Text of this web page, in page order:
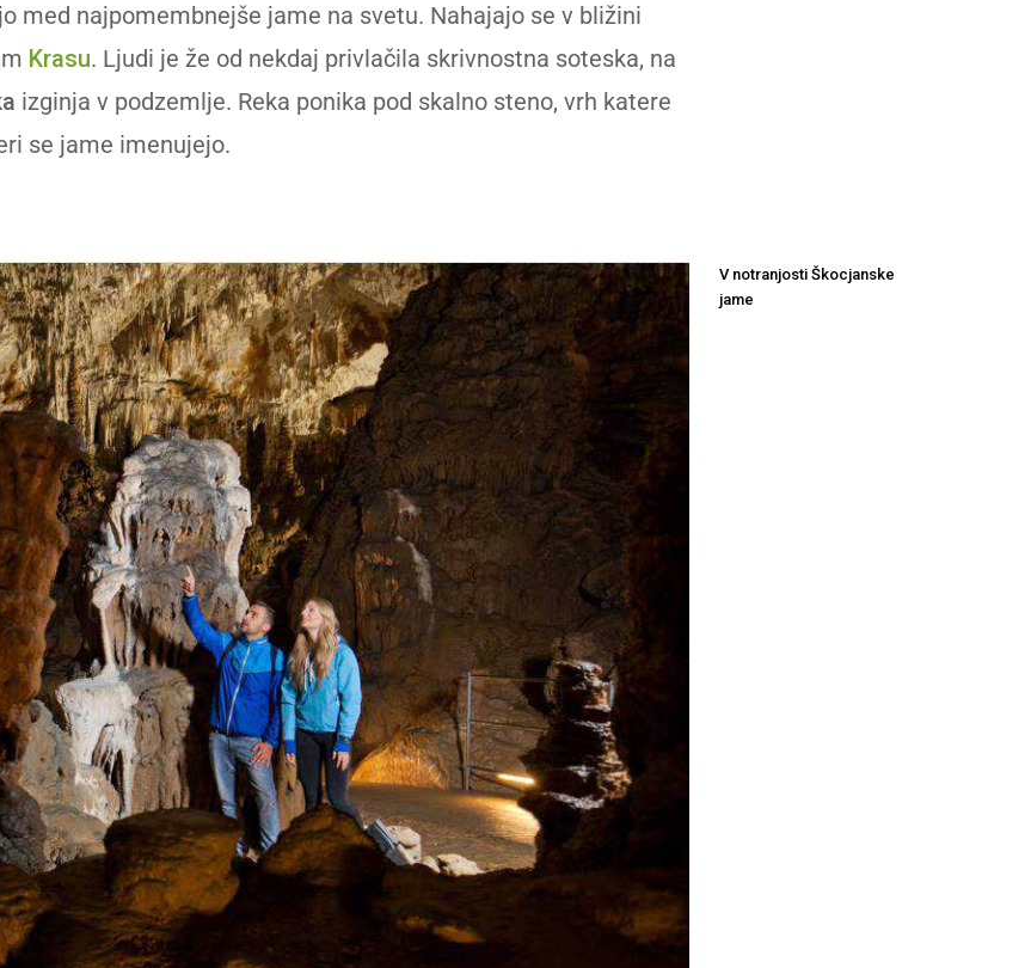
med najpomembnejše jame na svetu. Nahajajo se v bližini
Krasu. Ljudi je že od nekdaj privlačila skrivnostna soteska, na
izginja v podzemlje. Reka ponika pod skalno steno, vrh katere
se jame imenujejo.
V notranjosti Škocjanske
jame